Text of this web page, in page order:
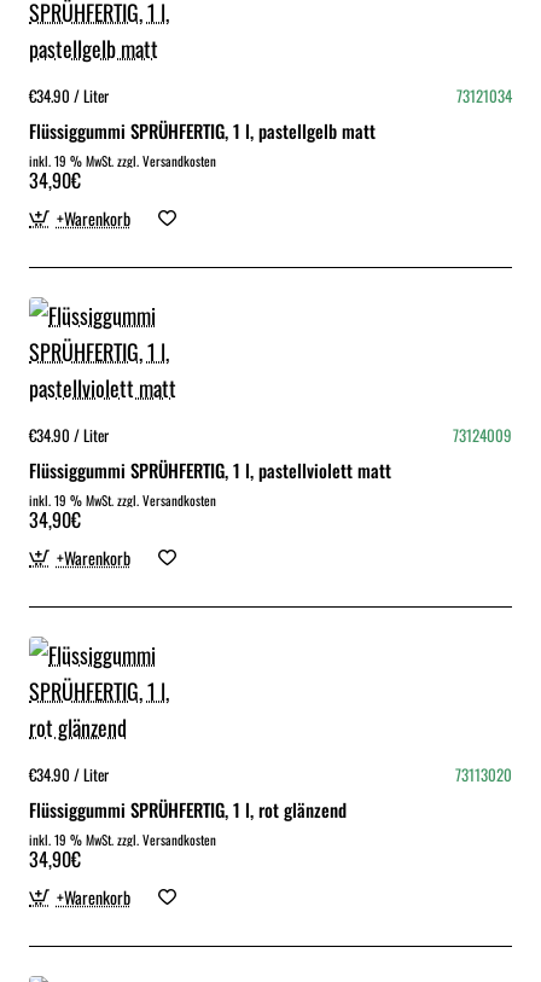
€34.90 / Liter 73121034
Flüssiggummi SPRÜHFERTIG, 1 l, pastellgelb matt
inkl. 19 % MwSt. zzgl. Versandkosten
34,90€
+Warenkorb
€34.90 / Liter 73124009
Flüssiggummi SPRÜHFERTIG, 1 l, pastellviolett matt
inkl. 19 % MwSt. zzgl. Versandkosten
34,90€
+Warenkorb
€34.90 / Liter 73113020
Flüssiggummi SPRÜHFERTIG, 1 l, rot glänzend
inkl. 19 % MwSt. zzgl. Versandkosten
34,90€
+Warenkorb